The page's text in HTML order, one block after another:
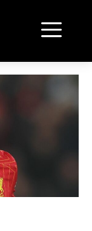
메
뉴